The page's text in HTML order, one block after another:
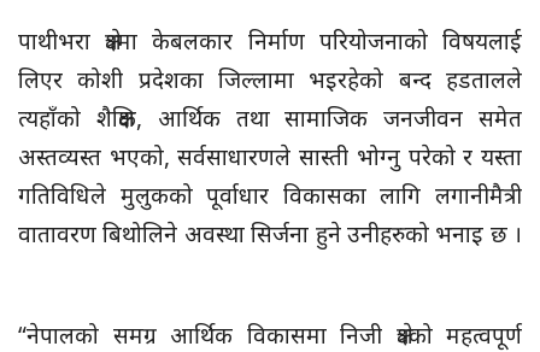
पाथीभरा क्षेत्रमा केबलकार निर्माण परियोजनाको विषयलाई
लिएर कोशी प्रदेशका जिल्लामा भइरहेको बन्द हडतालले
त्यहाँको शैक्षिक, आर्थिक तथा सामाजिक जनजीवन समेत
अस्तव्यस्त भएको, सर्वसाधारणले सास्ती भोग्नु परेको र यस्ता
गतिविधिले मुलुकको पूर्वाधार विकासका लागि लगानीमैत्री
वातावरण बिथोलिने अवस्था सिर्जना हुने उनीहरुको भनाइ छ ।
“नेपालको समग्र आर्थिक विकासमा निजी क्षेत्रको महत्वपूर्ण